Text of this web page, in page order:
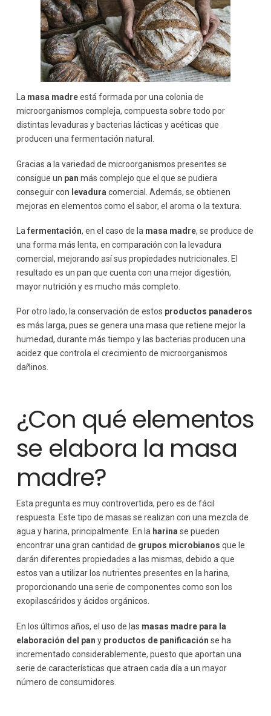
La masa madreestá formada por una colonia de
microorganismos compleja, compuesta sobre todo por
distintas levaduras y bacterias lácticas y acéticas que
producen una fermentación natural.
Gracias a la variedad de microorganismos presentes se
consigue un pan más complejo que el que se pudiera
conseguir con levadura comercial. Además, se obtienen
mejoras en elementos como el sabor, el aroma o la textura.
La fermentación, en el caso de la masa madre, se produce de
una forma más lenta, en comparación con la levadura
comercial, mejorando así sus propiedades nutricionales. El
resultado es un pan que cuenta con una mejor digestión,
mayor nutrición y es mucho más completo.
Por otro lado, la conservación de estos productos panaderos
es más larga, pues se genera una masa que retiene mejor la
humedad, durante más tiempo y las bacterias producen una
acidez que controla el crecimiento de microorganismos
dañinos.
¿Con qué elementos
se elabora la masa
madre?
Esta pregunta es muy controvertida, pero es de fácil
respuesta. Este tipo de masas se realizan con una mezcla de
agua y harina, principalmente. En la harina se pueden
encontrar una gran cantidad de grupos microbianos que le
darán diferentes propiedades a las mismas, debido a que
estos van a utilizar los nutrientes presentes en la harina,
proporcionando una serie de componentes como son los
exopilascáridos y ácidos orgánicos.
En los últimos años, el uso de las masas madre para la
elaboración del pan y productos de panificación se ha
incrementado considerablemente, puesto que aportan una
serie de características que atraen cada día a un mayor
número de consumidores.